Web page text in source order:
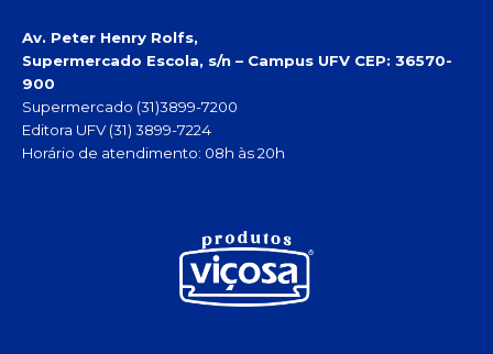
Av. Peter Henry Rolfs,
Supermercado Escola, s/n – Campus UFV CEP: 36570-
900
Supermercado (31)3899-7200
Editora UFV (31) 3899-7224
Horário de atendimento: 08h às 20h